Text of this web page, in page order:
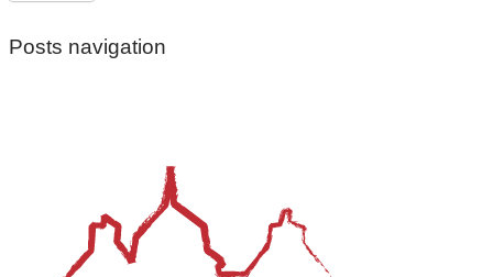
Posts navigation